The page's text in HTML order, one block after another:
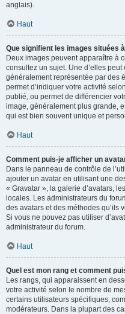
anglais).
Haut
Que signifient les images situées
Deux images peuvent apparaître à
consultez un sujet. Une d’elles
généralement représentée par des
permet d’indiquer votre activité
publié, ou permet de différencier
image, généralement plus grande,
qui est bien souvent unique et
Haut
Comment puis-je afficher un
Dans le panneau de contrôle de
ajouter un avatar en utilisant une
« Gravatar », la galerie d’avatars,
locales. Les administrateurs du
des avatars et des méthodes qu’ils
Si vous ne pouvez pas utiliser
administrateur du forum.
Haut
Quel est mon rang et comment
Les rangs, qui apparaissent en
votre activité selon le nombre de
certains utilisateurs spécifiques,
modérateurs. Dans la plupart des